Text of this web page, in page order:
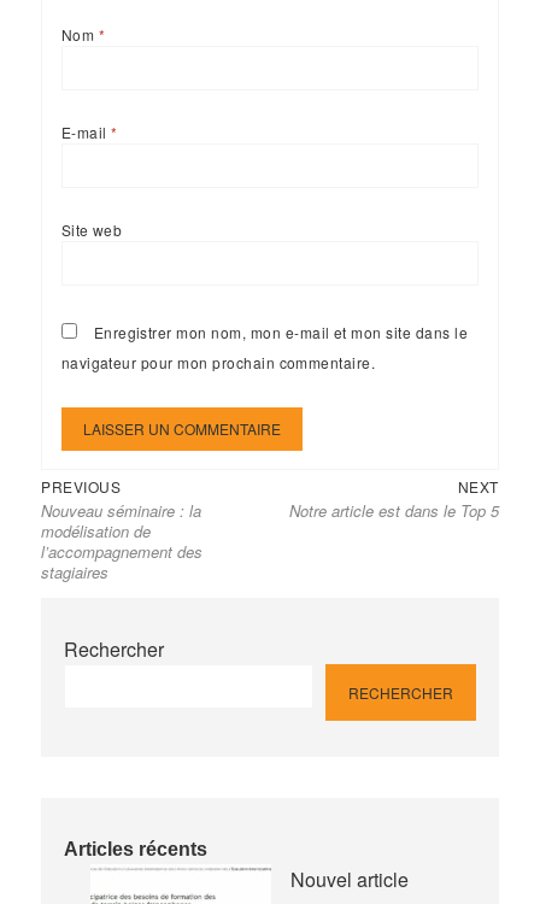
Nom *
E-mail *
Site web
Enregistrer mon nom, mon e-mail et mon site dans le
navigateur pour mon prochain commentaire.
Navigation
de
l’article
PREVIOUSPrevious
post:
Nouveau séminaire : la
modélisation de
l’accompagnement des
stagiaires
NEXTNext
post:
Notre article est dans le Top 5
Rechercher
RECHERCHER
Articles récents
Nouvel article